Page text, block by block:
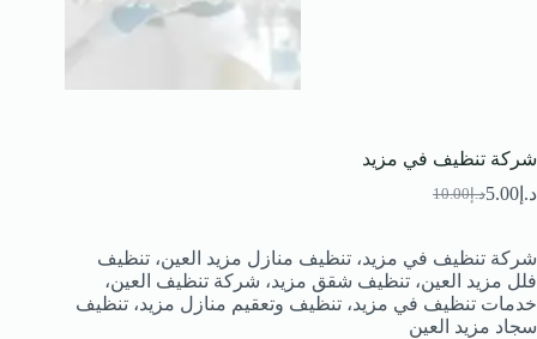
شركة تنظيف في مزيد
د.إ10.00
السعر
هو:
د.إ10.00.
د.إ 5.00السعر
هو:
د.إ5.00.
شركة تنظيف في مزيد، تنظيف منازل مزيد العين، تنظيف
فلل مزيد العين، تنظيف شقق مزيد، شركة تنظيف العين،
خدمات تنظيف في مزيد، تنظيف وتعقيم منازل مزيد، تنظيف
سجاد مزيد العين